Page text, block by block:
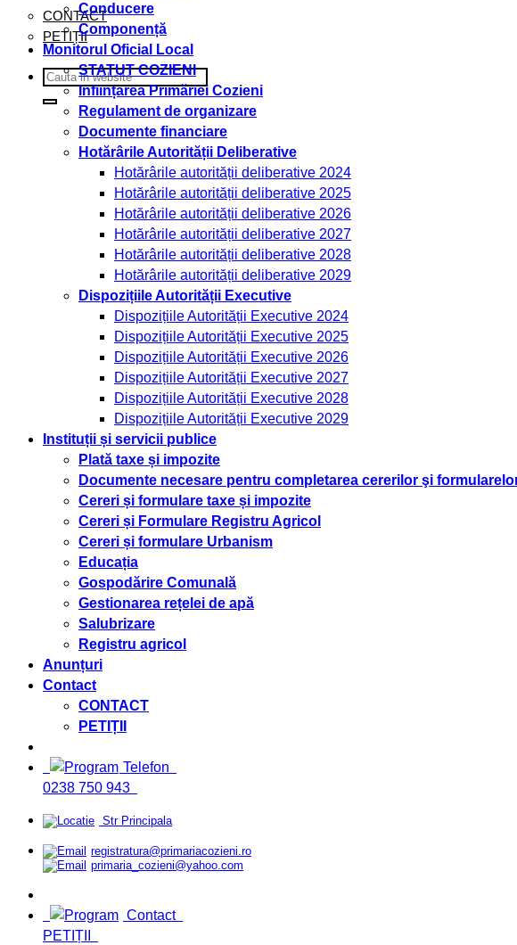
CONTACT
PETIȚII
Conducere
Componență
Monitorul Oficial Local
STATUT COZIENI
Inființarea Primăriei Cozieni
Regulament de organizare
Documente financiare
Hotărârile Autorității Deliberative
Hotărârile autorității deliberative 2024
Hotărârile autorității deliberative 2025
Hotărârile autorității deliberative 2026
Hotărârile autorității deliberative 2027
Hotărârile autorității deliberative 2028
Hotărârile autorității deliberative 2029
Dispozițiile Autorității Executive
Dispozițiile Autorității Executive 2024
Dispozițiile Autorității Executive 2025
Dispozițiile Autorității Executive 2026
Dispozițiile Autorității Executive 2027
Dispozițiile Autorității Executive 2028
Dispozițiile Autorității Executive 2029
Instituții și servicii publice
Plată taxe și impozite
Documente necesare pentru completarea cererilor şi
Cereri și formulare taxe și impozite
Cereri și Formulare Registru Agricol
Cereri și formulare Urbanism
Educația
Gospodărire Comunală
Gestionarea rețelei de apă
Salubrizare
Registru agricol
Anunțuri
Contact
CONTACT
PETIȚII
Telefon
0238 750 943
Str Principala
registratura@primariacozieni.ro
primaria_cozieni@yahoo.com
Contact
PETIȚII